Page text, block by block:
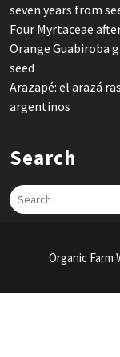
seven years from
Four Myrtaceae
Orange Guabiroba
seed
Arazapé: el arazá
argentinos
Search
Organic Farm